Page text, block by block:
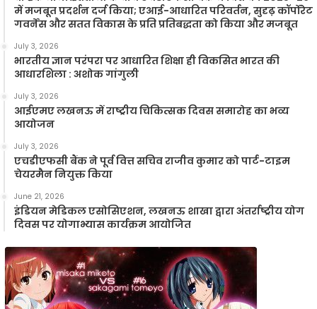
में मजबूत प्रदर्शन दर्ज किया; एआई-आधारित परिवर्तन, सुदृढ़ कॉर्पोरेट
गवर्नेंस और सतत विकास के प्रति प्रतिबद्धता को किया और मजबूत
July 3, 2026
भारतीय ज्ञान परंपरा पर आधारित शिक्षा ही विकसित भारत की
आधारशिला : अशोक गांगुली
July 3, 2026
आईएमए लखनऊ में राष्ट्रीय चिकित्सक दिवस समारोह का भव्य
आयोजन
July 3, 2026
एचडीएफसी बैंक ने पूर्व वित्त सचिव राजीव कुमार को पार्ट-टाइम
चेयरमैन नियुक्त किया
June 21, 2026
इंडियन मेडिकल एसोसिएशन, लखनऊ शाखा द्वारा अंतर्राष्ट्रीय योग
दिवस पर योगाभ्यास कार्यक्रम आयोजित